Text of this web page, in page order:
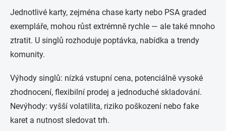
Jednotlivé karty, zejména chase karty nebo PSA graded
exempláře, mohou růst extrémně rychle — ale také mnoho
ztratit. U singlů rozhoduje poptávka, nabídka a trendy
komunity.
Výhody singlů: nízká vstupní cena, potenciálně vysoké
zhodnocení, flexibilní prodej a jednoduché skladování.
Nevýhody: vyšší volatilita, riziko poškození nebo fake
karet a nutnost sledovat trh.